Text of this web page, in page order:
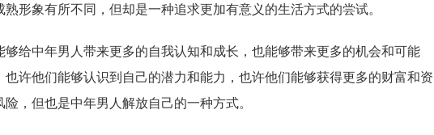
形象有所不同，但却是一种追求更加有意义的生活方式的尝试。
给中年男人带来更多的自我认知和成长，也能够带来更多的机会和可能
许他们能够认识到自己的潜力和能力，也许他们能够获得更多的财富和资
，但也是中年男人解放自己的一种方式。